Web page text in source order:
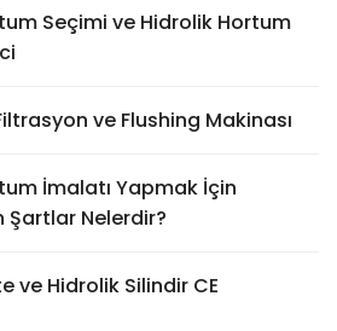
Seçimi ve Hidrolik Hortum
ve Flushing Makinası
İmalatı Yapmak İçin
Şartlar Nelerdir?
ve Hidrolik Silindir CE